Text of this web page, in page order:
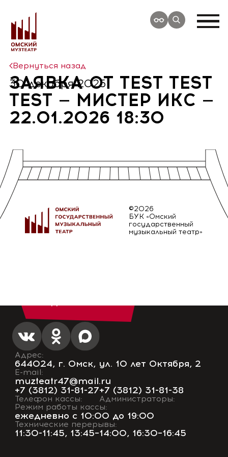
Вернуться назад
30 декабря 2025
ЗАЯВКА ОТ TEST TEST
TEST — МИСТЕР ИКС —
22.01.2026 18:30
©2026
БУК «Омский
государственный
музыкальный театр»
Адрес:
644024, г. Омск, ул. 10 лет Октября, 2
E-mail:
muzteatr47@mail.ru
Телефон кассы:
+7 (3812) 31-81-27
Режим работы кассы:
ежедневно с 10:00 до 19:00
Администраторы:
+7 (3812) 31-81-38
Технические перерывы:
11:30-11:45, 13:45–14:00, 16:30–16:45